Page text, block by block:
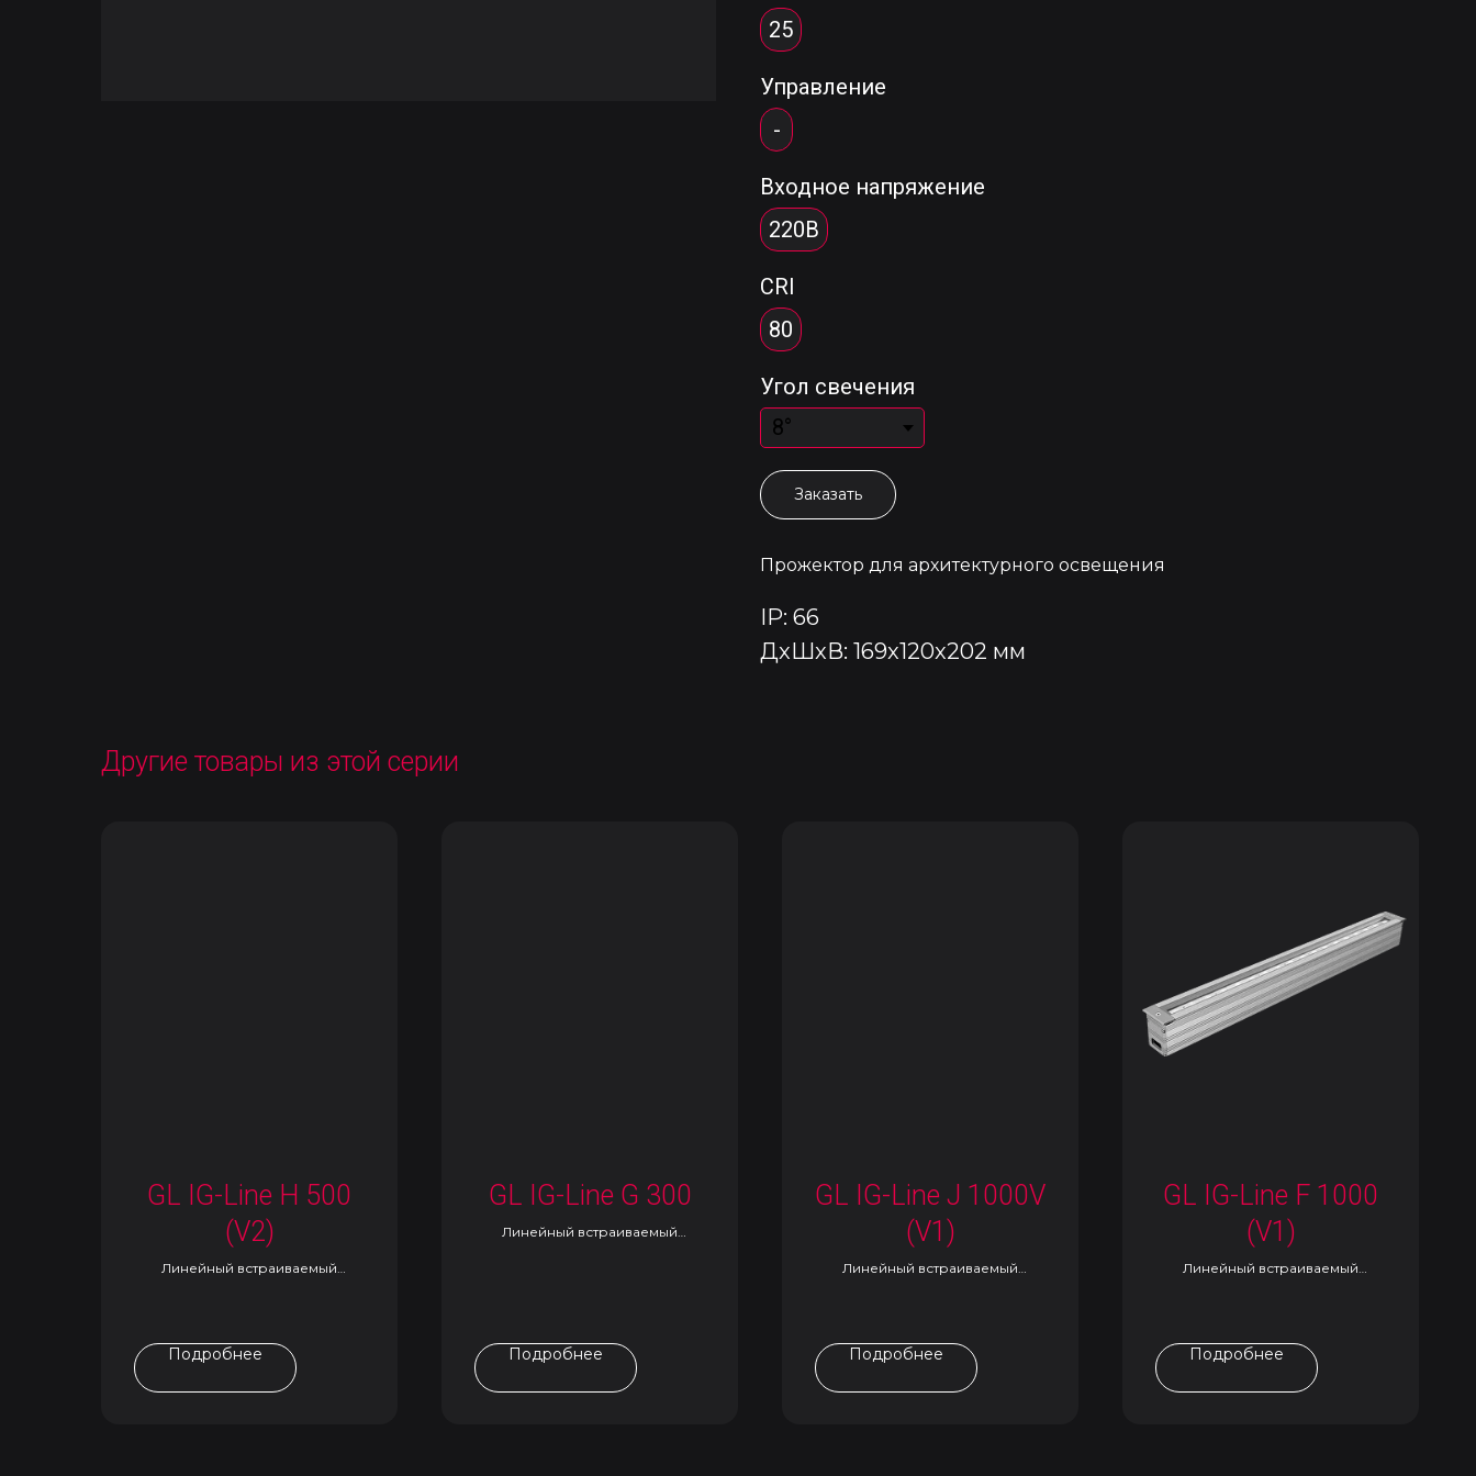
25
Управление
-
Входное напряжение
220В
CRI
80
Угол свечения
Заказать
Прожектор для архитектурного освещения
IP: 66
ДxШxВ: 169x120x202 мм
Другие товары из этой серии
GL IG-Line H 500
(V2)
Линейный встраиваемый
Подробнее
GL IG-Line G 300
Линейный встраиваемый
Подробнее
GL IG-Line J 1000V
(V1)
Линейный встраиваемый
Подробнее
GL IG-Line F 1000
(V1)
Линейный встраиваемый
Подробнее